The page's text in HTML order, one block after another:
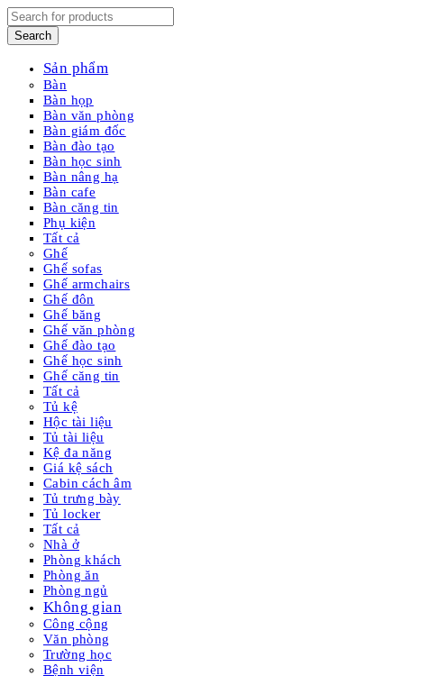
Sản phẩm
Bàn
Bàn họp
Bàn văn phòng
Bàn giám đốc
Bàn đào tạo
Bàn học sinh
Bàn nâng hạ
Bàn cafe
Bàn căng tin
Phụ kiện
Tất cả
Ghế
Ghế sofas
Ghế armchairs
Ghế đôn
Ghế băng
Ghế văn phòng
Ghế đào tạo
Ghế học sinh
Ghế căng tin
Tất cả
Tủ kệ
Hộc tài liệu
Tủ tài liệu
Kệ đa năng
Giá kệ sách
Cabin cách âm
Tủ trưng bày
Tủ locker
Tất cả
Nhà ở
Phòng khách
Phòng ăn
Phòng ngủ
Không gian
Công cộng
Văn phòng
Trường học
Bệnh viện